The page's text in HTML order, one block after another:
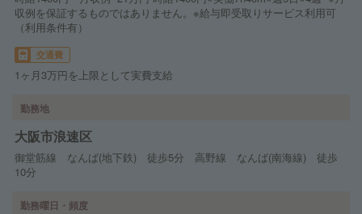
収例を保証するものではありません。※給与即受取りサービス利用可
（利用条件有）
交通費
1ヶ月3万円を上限として実費支給
勤務地
大阪市浪速区
御堂筋線 なんば(地下鉄) 徒歩5分 高野線 なんば(南海線) 徒歩
10分
勤務曜日・頻度